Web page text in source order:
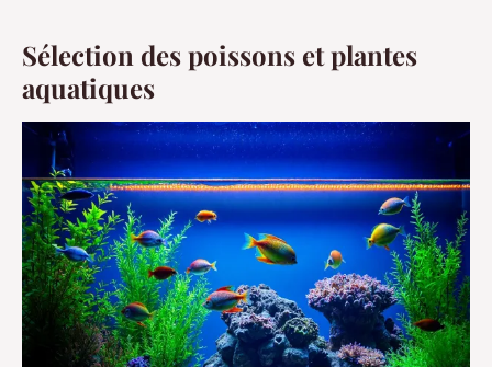
Sélection des poissons et plantes
aquatiques